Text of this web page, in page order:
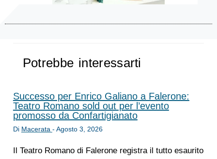
Potrebbe interessarti
Successo per Enrico Galiano a Falerone:
Teatro Romano sold out per l’evento
promosso da Confartigianato
Di Macerata - Agosto 3, 2026
Il Teatro Romano di Falerone registra il tutto esaurito